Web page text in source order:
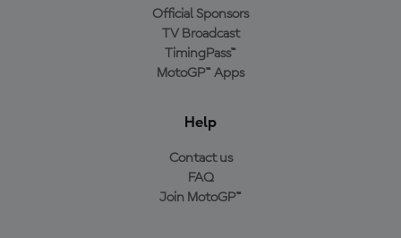
Official Sponsors
TV Broadcast
TimingPass™
MotoGP™ Apps
Help
Contact us
FAQ
Join MotoGP™